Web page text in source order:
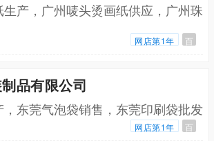
产，广州唛头烫画纸供应，广州珠
网店第1年 百
品有限公司
东莞气泡袋销售，东莞印刷袋批发
网店第1年 百